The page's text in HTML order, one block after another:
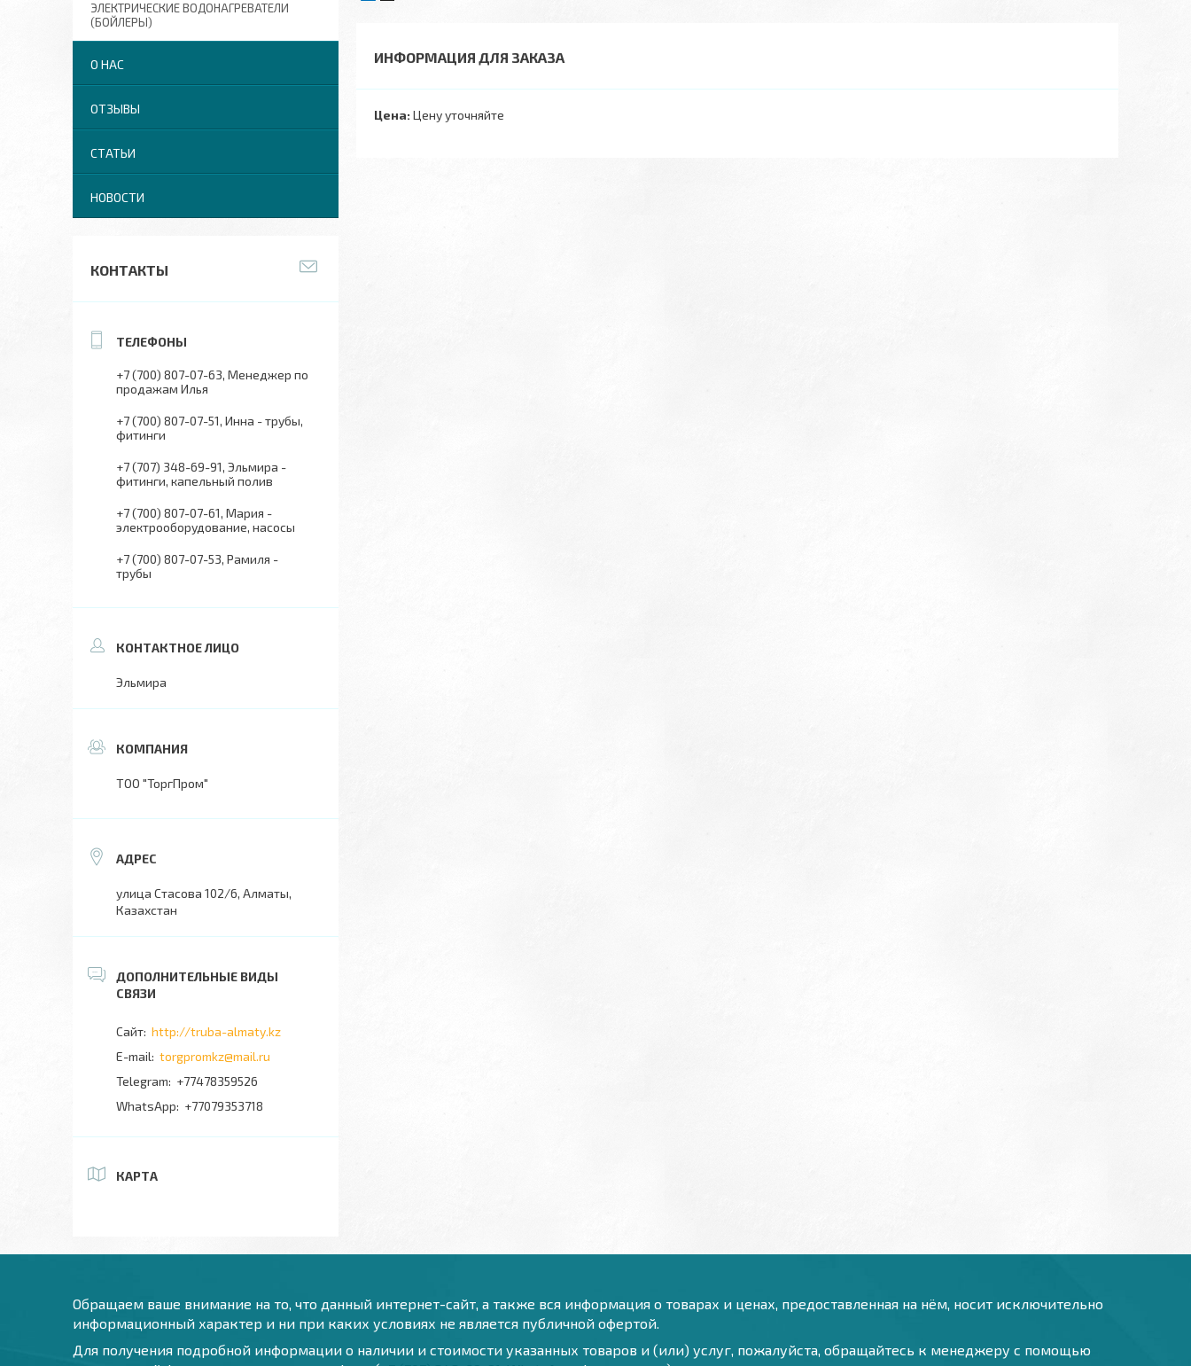
ИНФОРМАЦИЯ ДЛЯ ЗАКАЗА
Цена: Цену уточняйте
ЭЛЕКТРИЧЕСКИЕ ВОДОНАГРЕВАТЕЛИ
(БОЙЛЕРЫ)
О НАС
ОТЗЫВЫ
СТАТЬИ
НОВОСТИ
КОНТАКТЫ
+7 (700) 807-07-63 Менеджер по
продажам Илья
+7 (700) 807-07-51 Инна - трубы,
фитинги
+7 (707) 348-69-91 Эльмира -
фитинги, капельный полив
+7 (700) 807-07-61 Мария -
электрооборудование, насосы
+7 (700) 807-07-53 Рамиля -
трубы
Эльмира
ТОО "ТоргПром"
улица Стасова 102/6, Алматы,
Казахстан
http://truba-almaty.kz
torgpromkz@mail.ru
+77478359526
+77079353718
КАРТА
Обращаем ваше внимание на то, что данный интернет-сайт, а также вся информация о товарах и ценах, предоставленная на нём, носит исключительно
информационный характер и ни при каких условиях не является публичной офертой.
Для получения подробной информации о наличии и стоимости указанных товаров и (или) услуг, пожалуйста, обращайтесь к менеджеру с помощью